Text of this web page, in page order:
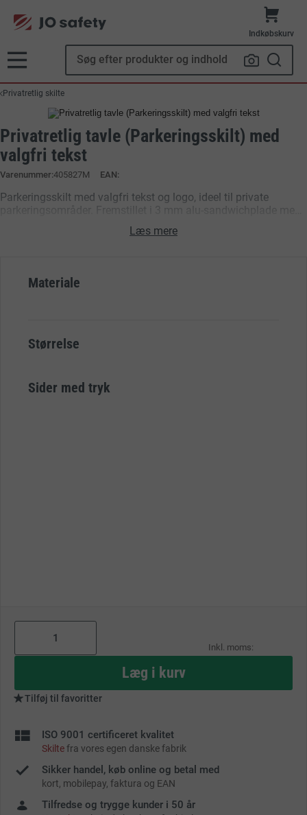
Indkøbskurv
Privatretlig skilte
Privatretlig tavle (Parkeringsskilt) med
valgfri tekst
Varenummer 405827M EAN:
Parkeringsskilt med valgfri tekst og logo, ideel til private
parkeringsområder. Fremstillet i 3 mm alu-sandwichplade med
refleks for ekstra holdbarhed og synlighed. Vælg størrelse og
Læs mere
Materiale
Størrelse
Sider med tryk
low
Læg i kurv
Tilføj til favoritter
ISO 9001 certificeret kvalitet
Skiltefra vores egen danske fabrik
Sikker handel, køb online og betal med
kort, mobilepay, faktura og EAN
Tilfredse og trygge kunder i 50 år